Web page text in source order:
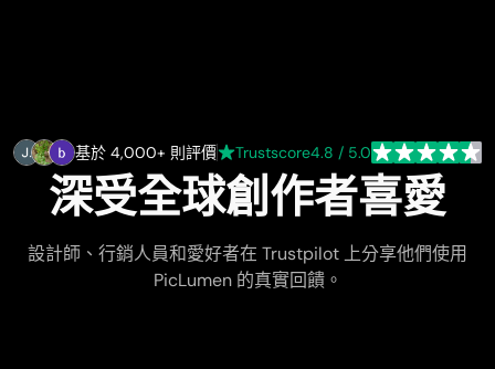
基於 4,000+ 則評價 Trustscore4.8 / 5.0
深受全球創作者喜愛
設計師、行銷人員和愛好者在 Trustpilot 上分享他們使用
PicLumen 的真實回饋。